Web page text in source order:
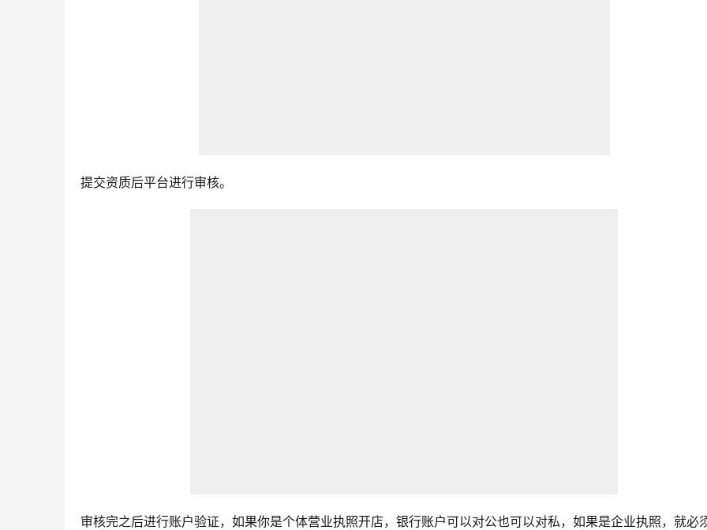
提交资质后平台进行审核。
审核完之后进行账户验证，如果你是个体营业执照开店，银行账户可以对公也可以对私，如果是企业执照，就必